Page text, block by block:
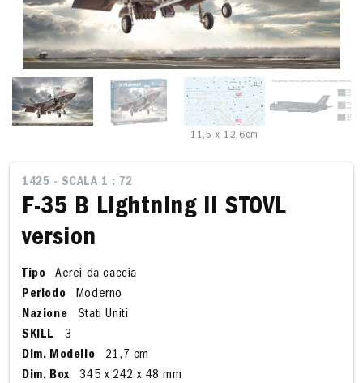
11,5 x 12,6cm
1425 - SCALA 1 : 72
F-35 B Lightning II STOVL
version
Tipo
Aerei da caccia
Periodo
Moderno
Nazione
Stati Uniti
SKILL
3
Dim. Modello
21,7 cm
Dim. Box
345 x 242 x 48 mm